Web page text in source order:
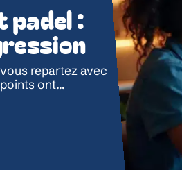
padel :
repartez avec
ont…